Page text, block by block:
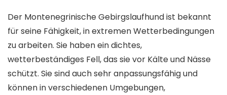
Der Montenegrinische Gebirgslaufhund ist bekannt
für seine Fähigkeit, in extremen Wetterbedingungen
zu arbeiten. Sie haben ein dichtes,
wetterbeständiges Fell, das sie vor Kälte und Nässe
schützt. Sie sind auch sehr anpassungsfähig und
können in verschiedenen Umgebungen,